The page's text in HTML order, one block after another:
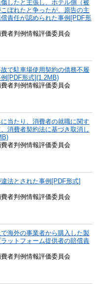
したと主張し、ホテル側（被
ぼれたと争ったが、原告の主
責任が認められた事例[PDF形
者判例情報評価委員会
で駐車場使用契約の債務不履
[PDF形式](1.2MB)
者判例情報評価委員会
当たり、消費者の就職に関す
消費者契約法に基づき取消し
者判例情報評価委員会
法とされた事例[PDF形式]
者判例情報評価委員会
海外の事業者から購入した製
ットフォーム提供者の賠償責
者判例情報評価委員会